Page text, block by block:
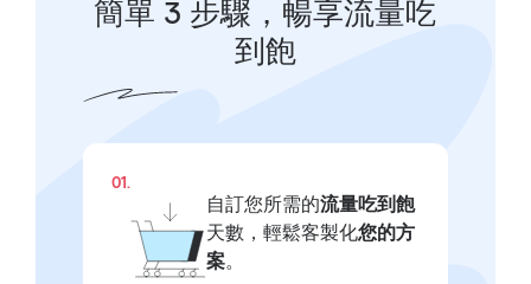
簡單 3 步驟，暢享流量吃
到飽
01.
自訂您所需的流量吃到飽
天數，輕鬆客製化您的方
案。